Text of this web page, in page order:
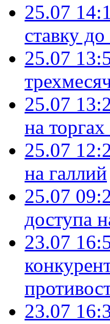
25.07
ставку
25.07
25.07
на
25.07
на галлий
25.07
доступа
23.07
23.07